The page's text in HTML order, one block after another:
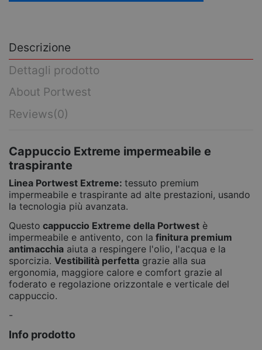
Descrizione
Dettagli prodotto
About Portwest
Reviews(0)
Cappuccio Extreme impermeabile e
traspirante
Linea Portwest Extreme: tessuto premium
impermeabile e traspirante ad alte prestazioni, usando
la tecnologia più avanzata.
Questo cappuccio Extreme della Portwest è
impermeabile e antivento, con la finitura premium
antimacchia aiuta a respingere l'olio, l'acqua e la
sporcizia. Vestibilità perfetta grazie alla sua
ergonomia, maggiore calore e comfort grazie al
foderato e regolazione orizzontale e verticale del
cappuccio.
-
Info prodotto